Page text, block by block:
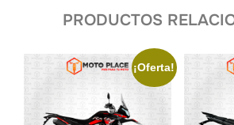
PRODUCTOS
¡Oferta!